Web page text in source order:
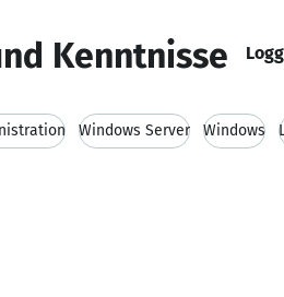
Kenntnisse
Windows Server Windows